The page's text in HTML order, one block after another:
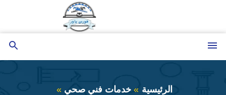
المحتوى
القائمة
الرئيسية
خدمات فني صحي